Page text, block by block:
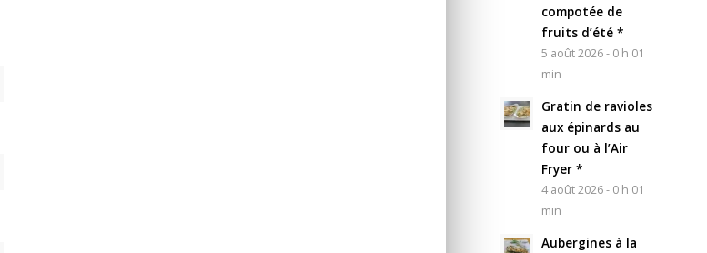
compotée de
fruits d’été *
5 août 2026 - 0 h 01
min
Gratin de ravioles
aux épinards au
four ou à l’Air
Fryer *
4 août 2026 - 0 h 01
min
Aubergines à la